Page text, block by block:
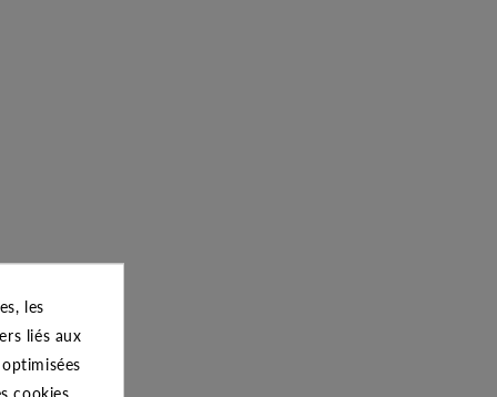
les
liés aux
cookies